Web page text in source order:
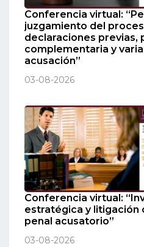
Conferencia virtual:
juzgamiento del
declaraciones previas,
complementaria y
acusación”
03-08-2026
Conferencia virtual:
estratégica y litigación
penal acusatorio”
03-08-2026